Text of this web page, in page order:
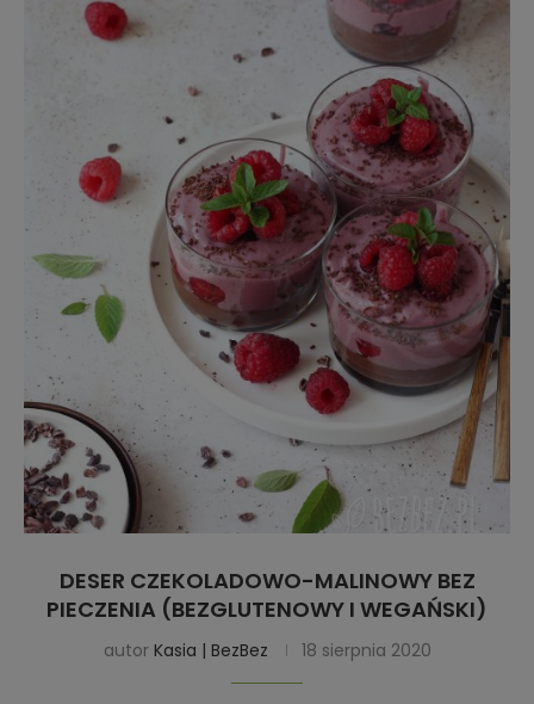
DESER CZEKOLADOWO-MALINOWY BEZ
PIECZENIA (BEZGLUTENOWY I WEGAŃSKI)
autor Kasia | BezBez 18 sierpnia 2020